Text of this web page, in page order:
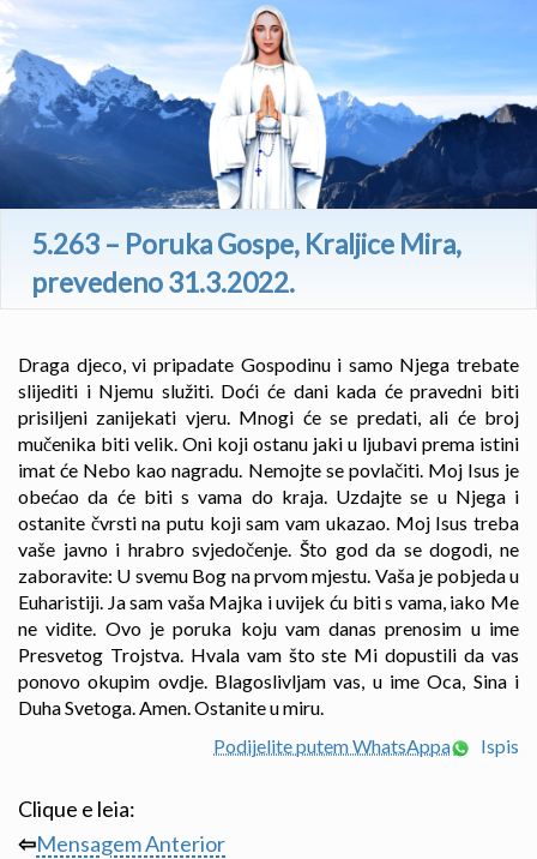
5.263 – Poruka Gospe, Kraljice Mira,
prevedeno 31.3.2022.
Draga djeco, vi pripadate Gospodinu i samo Njega trebate
slijediti i Njemu služiti. Doći će dani kada će pravedni biti
prisiljeni zanijekati vjeru. Mnogi će se predati, ali će broj
mučenika biti velik. Oni koji ostanu jaki u ljubavi prema istini
imat će Nebo kao nagradu. Nemojte se povlačiti. Moj Isus je
obećao da će biti s vama do kraja. Uzdajte se u Njega i
ostanite čvrsti na putu koji sam vam ukazao. Moj Isus treba
vaše javno i hrabro svjedočenje. Što god da se dogodi, ne
zaboravite: U svemu Bog na prvom mjestu. Vaša je pobjeda u
Euharistiji. Ja sam vaša Majka i uvijek ću biti s vama, iako Me
ne vidite. Ovo je poruka koju vam danas prenosim u ime
Presvetog Trojstva. Hvala vam što ste Mi dopustili da vas
ponovo okupim ovdje. Blagoslivljam vas, u ime Oca, Sina i
Duha Svetoga. Amen. Ostanite u miru.
Podijelite putem WhatsAppa
Ispis
Clique e leia:
⇦Mensagem Anterior